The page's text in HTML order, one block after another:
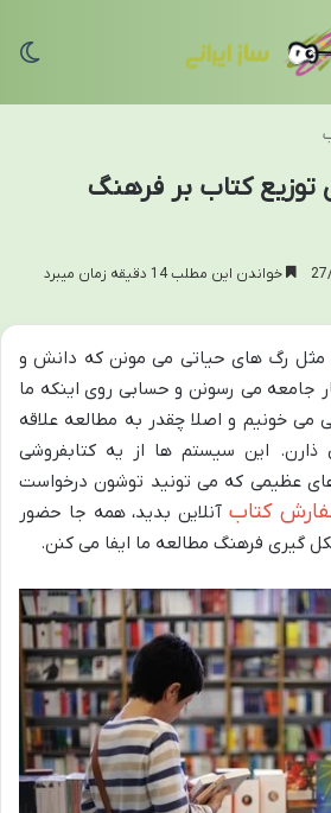
کتاب بر فرهنگ
خواندن این مطلب 14 دقیقه زمان میبرد
مثل رگ های حیاتی می مونن که دانش و
جامعه می رسونن و حسابی روی اینکه ما
می خونیم و اصلا چقدر به مطالعه علاقه
ذارن. این سیستم ها از یه کتابفروشی
عظیمی که می تونید توشون درخواست
کتاب آنلاین بدید، همه جا حضور
گیری فرهنگ مطالعه ما ایفا می کنن.